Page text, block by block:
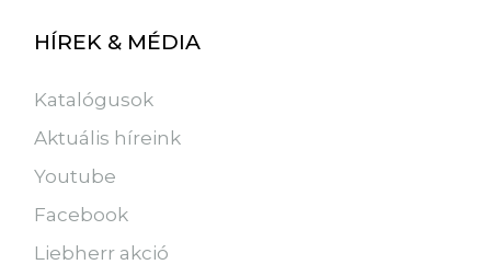
HÍREK & MÉDIA
Katalógusok
Aktuális híreink
Youtube
Facebook
Liebherr akció